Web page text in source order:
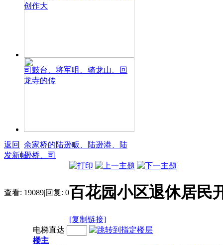
创作大
司鼓台、将军咀、骑龙山、回
龙寺的传
余家桥的陆逊畈、陆逊港、陆
逊桥、司
返回
发新帖
查看: 19089|回复: 0百花园小区退休居民
[复制链接]
电梯直达
楼主